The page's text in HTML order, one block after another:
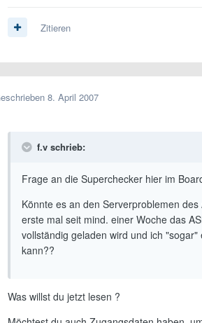
Zitieren
8. April 2007
f.v schrieb:
Frage an die Superchecker hier im
Könnte es an den Serverproblemen
erste mal seit mind. einer Woche das
vollständig geladen wird und ich
kann??
Was willst du jetzt lesen ?